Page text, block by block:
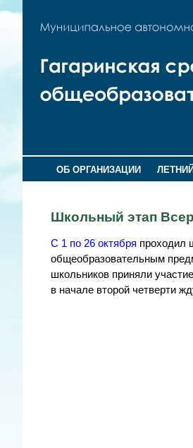
ОБ ОРГАНИЗАЦИИ
Школьный этап
С 1 по 26 октября проходил
общеобразовательным
школьников приняли
в начале второй четверти